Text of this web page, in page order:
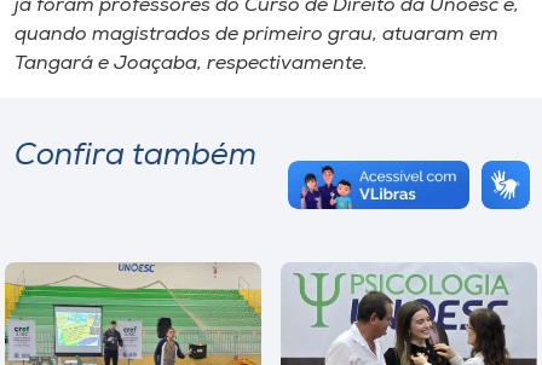
já foram professores do Curso de Direito da Unoesc e,
quando magistrados de primeiro grau, atuaram em
Tangará e Joaçaba, respectivamente.
Confira também